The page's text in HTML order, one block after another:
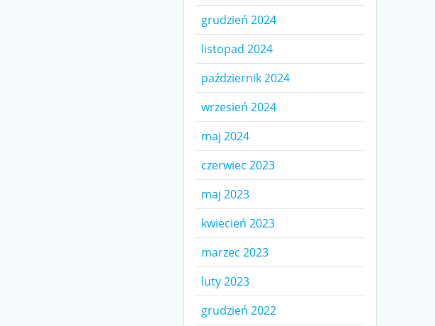
grudzień 2024
listopad 2024
październik 2024
wrzesień 2024
maj 2024
czerwiec 2023
maj 2023
kwiecień 2023
marzec 2023
luty 2023
grudzień 2022